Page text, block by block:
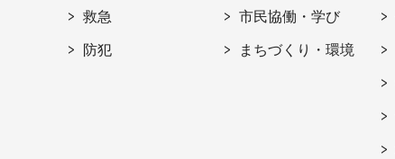
救急
防犯
市民協働・学び
まちづくり・環境